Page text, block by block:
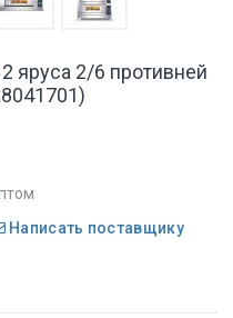
яруса 2/6 противней
Написать поставщику